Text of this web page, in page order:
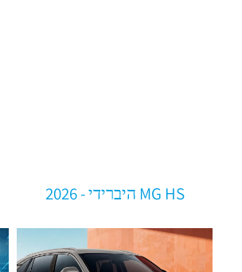
MG HS היברידי - 2026